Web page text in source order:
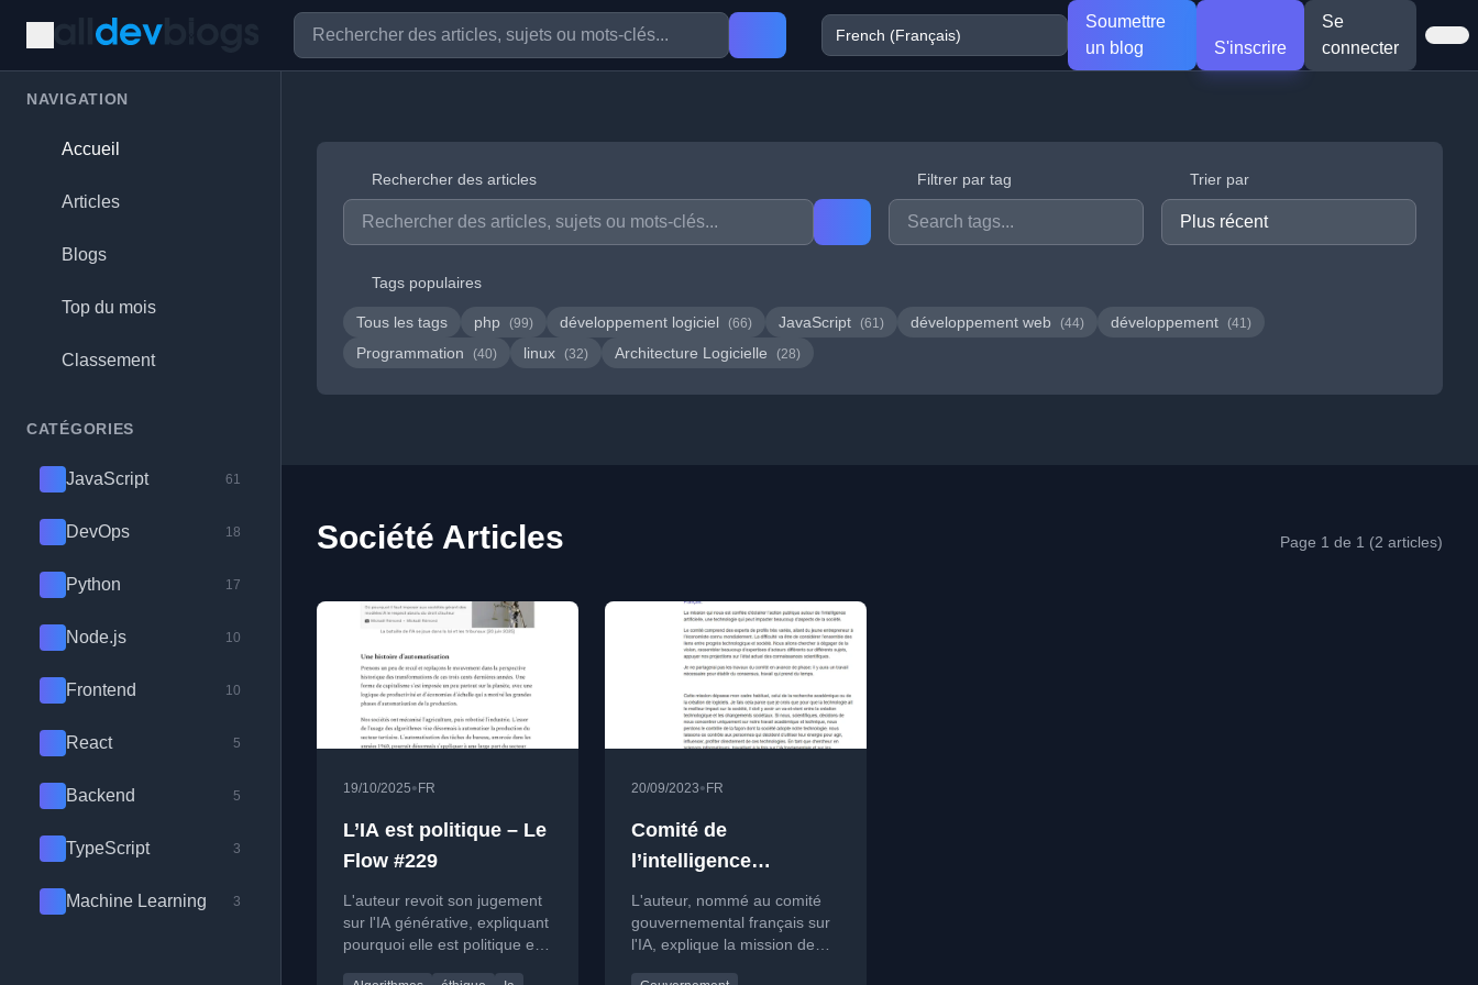
Soumettre
un blog
S'inscrire
Se
connecter
NAVIGATION
Accueil
Articles
Blogs
Top du mois
Classement
CATÉGORIES
JavaScript 61
DevOps 18
Python 17
Node.js 10
Frontend 10
React 5
Backend 5
TypeScript 3
Machine Learning 3
Rechercher des articles Filtrer par tag Trier par
Tags populaires
Tous les tags php (99) développement logiciel (66) JavaScript (61) développement web (44) développement (41)
Programmation (40) linux (32) Architecture Logicielle (28)
Société Articles Page 1 de 1 (2 articles)
19/10/2025• FR
L’IA est politique – Le
Flow #229
L'auteur revoit son jugement
sur l'IA générative, expliquant
pourquoi elle est politique et
20/09/2023• FR
Comité de
l’intelligence
artificielle: vision et
stratégie nationale
L'auteur, nommé au comité
gouvernemental français sur
l'IA, explique la mission de